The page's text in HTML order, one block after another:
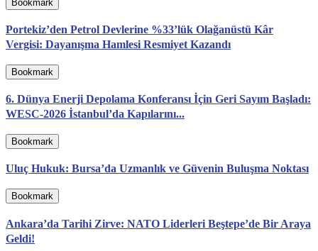
Bookmark
Portekiz’den Petrol Devlerine %33’lük Olağanüstü Kâr
Vergisi: Dayanışma Hamlesi Resmiyet Kazandı
Bookmark
6. Dünya Enerji Depolama Konferansı İçin Geri Sayım Başladı:
WESC-2026 İstanbul’da Kapılarını...
Bookmark
Uluç Hukuk: Bursa’da Uzmanlık ve Güvenin Buluşma Noktası
Bookmark
Ankara’da Tarihi Zirve: NATO Liderleri Beştepe’de Bir Araya
Geldi!